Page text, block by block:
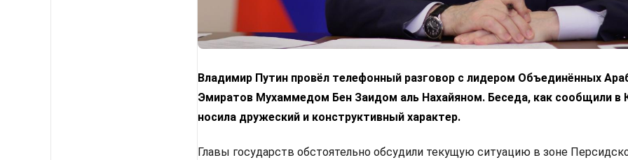
Владимир Путин провёл телефонный разговор с лидером Объединённых
Эмиратов Мухаммедом Бен Заидом аль Нахайяном. Беседа, как сообщили в
носила дружеский и конструктивный характер.
Главы государств обстоятельно обсудили текущую ситуацию в зоне